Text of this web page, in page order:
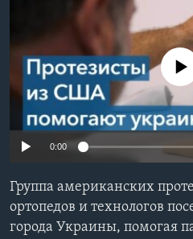
Learning English
СОЦИАЛЬНЫЕ СЕТИ
Языки
No media source
0:00
Группа американских
ортопедов и технологов
города Украины, помогая